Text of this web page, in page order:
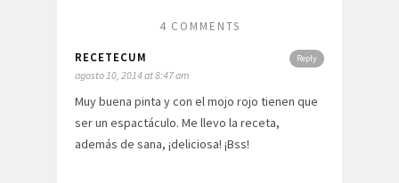
4 COMMENTS
Reply
RECETECUM
agosto 10, 2014 at 8:47 am
Muy buena pinta y con el mojo rojo tienen que
ser un espactáculo. Me llevo la receta,
además de sana, ¡deliciosa! ¡Bss!